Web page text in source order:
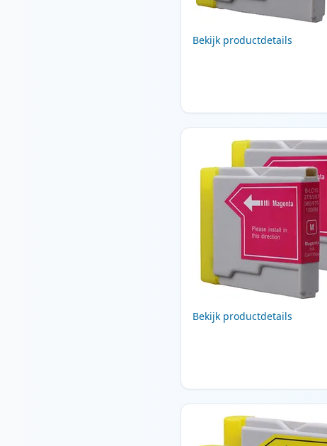
Bekijk productdetails
Bekijk productdetails